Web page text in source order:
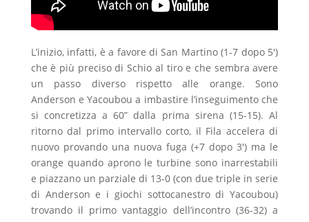
L’inizio, infatti, è a favore di San Martino (1-7 dopo 5′)
che è più preciso di Schio al tiro e che sembra avere
un passo diverso rispetto alle orange. Sono
Anderson e Yacoubou a imbastire l’inseguimento che
si concretizza a 60” dalla prima sirena (15-15). Al
ritorno dal primo intervallo corto, il Fila accelera di
nuovo provando una nuova fuga (+7 dopo 3′) ma le
orange quando aprono le turbine sono inarrestabili
e piazzano un parziale di 13-0 (con due triple in serie
di Anderson e i giochi sottocanestro di Yacoubou)
trovando il primo vantaggio dell’incontro (36-32) a